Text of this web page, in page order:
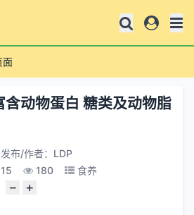
面
含动物蛋白 糖类及动物脂
发布/作者：LDP
180 食养
− +